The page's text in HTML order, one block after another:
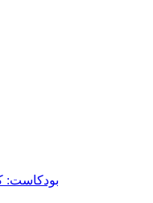
بودكاست: